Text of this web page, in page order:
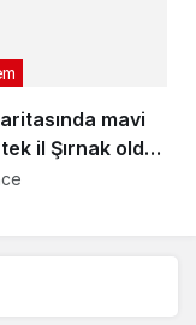
mavi
il Şırnak oldu!
da son derece